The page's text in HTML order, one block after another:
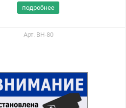
подробнее
Арт. ВН-80